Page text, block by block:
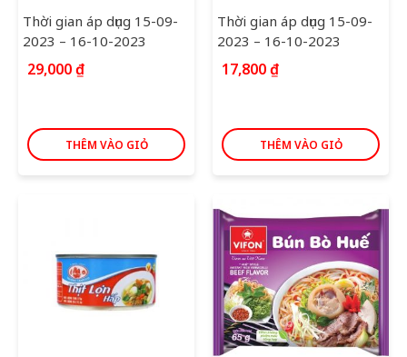
Thời gian áp dụng 15-09-
2023 – 16-10-2023
29,000₫
THÊM VÀO GIỎ
Thời gian áp dụng 15-09-
2023 – 16-10-2023
17,800₫
THÊM VÀO GIỎ